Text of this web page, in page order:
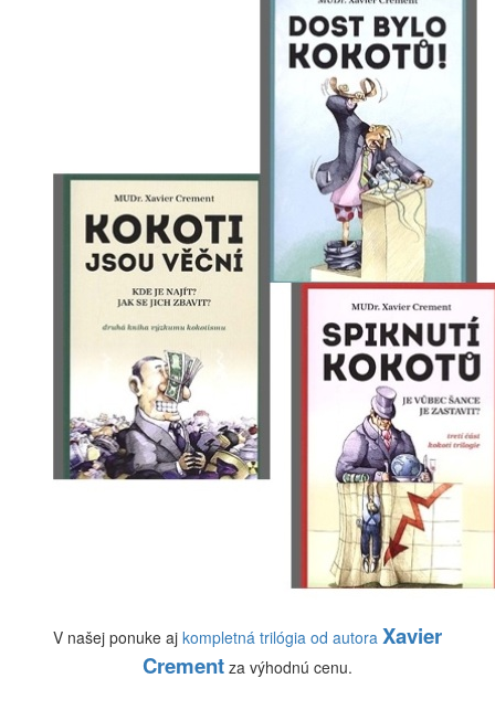
V našej ponuke aj kompletná trilógia od autora Xavier
Crement za výhodnú cenu.